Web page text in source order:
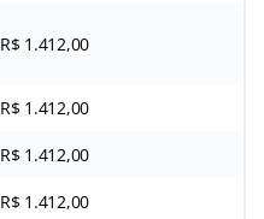
R$ 1.412,00
R$ 1.412,00
R$ 1.412,00
R$ 1.412,00